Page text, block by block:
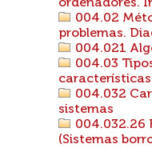
ordenadores.
004.02
problemas.
004.021
004.03
características
004.032
sistemas
004.032.26
(Sistemas